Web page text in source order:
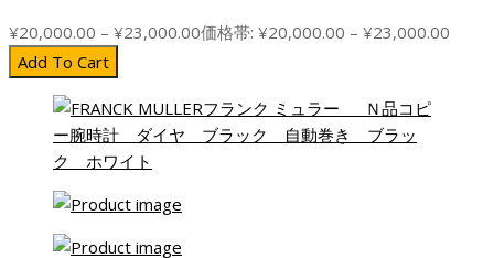
¥20,000.00 – ¥23,000.00価格帯: ¥20,000.00 – ¥23,000.00
Add To Cart